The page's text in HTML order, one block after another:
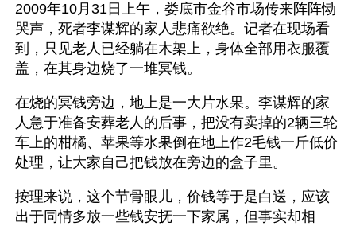
2009年10月31日上午，娄底市金谷市场传来阵阵恸
哭声，死者李谋辉的家人悲痛欲绝。记者在现场看
到，只见老人已经躺在木架上，身体全部用衣服覆
盖，在其身边烧了一堆冥钱。
在烧的冥钱旁边，地上是一大片水果。李谋辉的家
人急于准备安葬老人的后事，把没有卖掉的2辆三轮
车上的柑橘、苹果等水果倒在地上作2毛钱一斤低价
处理，让大家自己把钱放在旁边的盒子里。
按理来说，这个节骨眼儿，价钱等于是白送，应该
出于同情多放一些钱安抚一下家属，但事实却相